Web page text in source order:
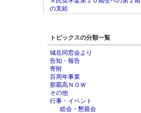
の支給
トピックスの分類一覧
城岳同窓会より
告知・報告
寄附
百周年事業
那覇高ＮＯＷ
その他
行事・イベント
総会・懇親会